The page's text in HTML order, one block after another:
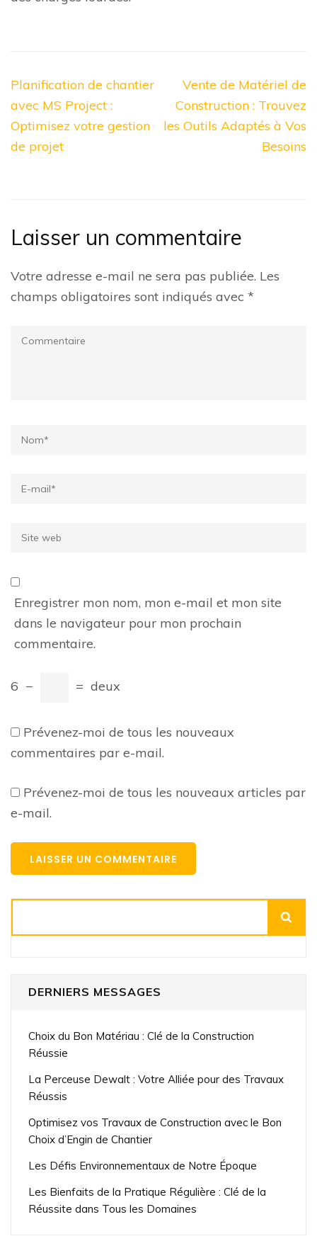
Navigation
de
l’article
Planification de chantier
avec MS Project :
Optimisez votre gestion
de projet
Vente de Matériel de
Construction : Trouvez
les Outils Adaptés à Vos
Besoins
Laisser un commentaire
Votre adresse e-mail ne sera pas publiée. Les
champs obligatoires sont indiqués avec *
Commentaire
Name*
Email*
Site
Enregistrer mon nom, mon e-mail et mon site
dans le navigateur pour mon prochain
commentaire.
6 − = deux
Prévenez-moi de tous les nouveaux
commentaires par e-mail.
Prévenez-moi de tous les nouveaux articles par
e-mail.
DERNIERS MESSAGES
Choix du Bon Matériau : Clé de la Construction
Réussie
La Perceuse Dewalt : Votre Alliée pour des Travaux
Réussis
Optimisez vos Travaux de Construction avec le Bon
Choix d’Engin de Chantier
Les Défis Environnementaux de Notre Époque
Les Bienfaits de la Pratique Régulière : Clé de la
Réussite dans Tous les Domaines